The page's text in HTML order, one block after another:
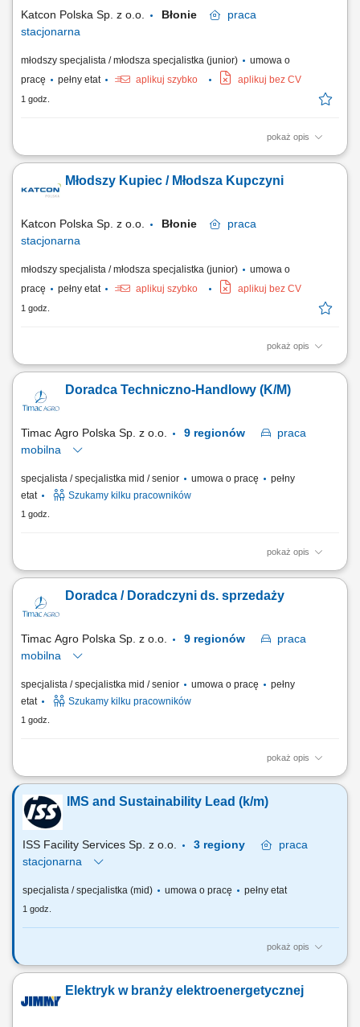
Katcon Polska Sp. z o.o. Błonie
praca
stacjonarna
młodszy specjalista / młodsza specjalistka (junior)
umowa o
pracę
pełny etat aplikuj szybko aplikuj bez CV
1 godz.
pokaż opis
Zadania: Współpraca z aktualnymi dostawcami, wyszukiwanie i selekcja
porównanie otrzymanych ofert. Prowadzenie negocjacji warunków
zakupu z dostawcami krajowymi i zagranicznymi. Monitorowanie
Młodszy Kupiec / Młodsza Kupczyni
Katcon Polska Sp. z o.o. Błonie
praca
stacjonarna
młodszy specjalista / młodsza specjalistka (junior)
umowa o
pracę
pełny etat aplikuj szybko aplikuj bez CV
1 godz.
pokaż opis
Zakres obowiązków: Zarządzanie bazą obecnych dostawców oraz
ofertowych oraz szczegółowa analiza i porównywanie ofert;
Prowadzenie negocjacji handlowych z dostawcami polskimi i
Doradca Techniczno-Handlowy (K/M)
Timac Agro Polska Sp. z o.o.
praca
mobilna
specjalista / specjalistka mid / senior umowa o pracę
pełny
etat
Szukamy kilku pracowników
1 godz.
pokaż opis
Teren pracy: 2-3 powiaty Twój zakres obowiązków: Odwiedzasz
Analizujesz kondycję upraw i dobrostan zwierząt, aby proponować
skuteczne rozwiązania, Udzielasz wsparcia technicznego i doradztwa w
Doradca / Doradczyni ds. sprzedaży
Timac Agro Polska Sp. z o.o.
praca
mobilna
specjalista / specjalistka mid / senior umowa o pracę
pełny
etat
Szukamy kilku pracowników
1 godz.
pokaż opis
Teren pracy: 2-3 powiaty Zakres Obowiązków: Wizyty u Rolników i
najlepszych rozwiązań; Codzienne wsparcie techniczne dla Klientów;
Realizacja planów sprzedażowych;
IMS and Sustainability Lead​ (k/m)​
ISS Facility Services Sp. z o.o.
praca
stacjonarna
specjalista / specjalistka (mid) umowa o pracę pełny etat
1 godz.
pokaż opis
Zakres obowiązków: Nadzór nad dokumentacją systemową i
Przygotowywanie organizacji do audytów certyfikujących, audytów
klientów oraz kontroli jednostek zewnętrznych. Analiza niezgodności
Elektryk w branży elektroenergetycznej